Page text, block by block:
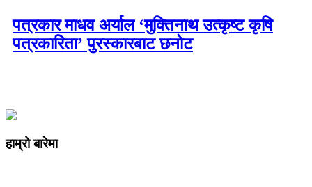
पत्रकार माधव अर्याल ‘मुक्तिनाथ उत्कृष्ट कृषि
पत्रकारिता’ पुरस्कारबाट छनोट
हाम्रो बारेमा